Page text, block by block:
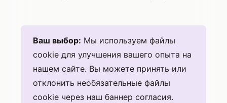
Ваш выбор: Мы используем файлы
cookie для улучшения вашего опыта на
нашем сайте. Вы можете принять или
отклонить необязательные файлы
cookie через наш баннер согласия.